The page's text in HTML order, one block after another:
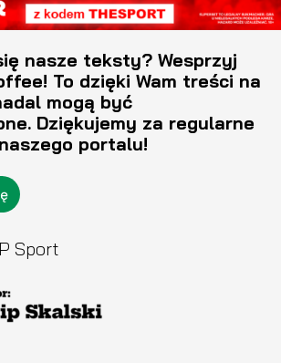
nasze teksty? Wesprzyj
To dzięki Wam treści na
mogą być
Dziękujemy za regularne
portalu!
Sport